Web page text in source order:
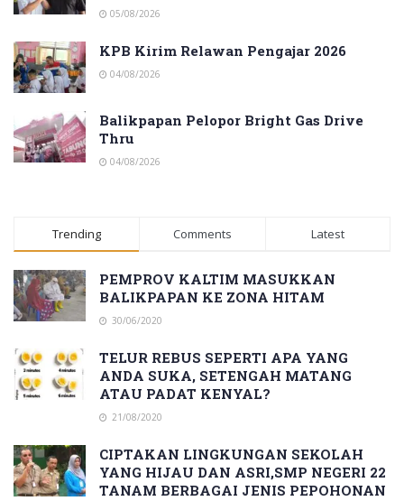
05/08/2026
KPB Kirim Relawan Pengajar 2026
04/08/2026
Balikpapan Pelopor Bright Gas Drive
Thru
04/08/2026
Trending Comments Latest
PEMPROV KALTIM MASUKKAN
BALIKPAPAN KE ZONA HITAM
30/06/2020
TELUR REBUS SEPERTI APA YANG
ANDA SUKA, SETENGAH MATANG
ATAU PADAT KENYAL?
21/08/2020
CIPTAKAN LINGKUNGAN SEKOLAH
YANG HIJAU DAN ASRI,SMP NEGERI 22
TANAM BERBAGAI JENIS PEPOHONAN